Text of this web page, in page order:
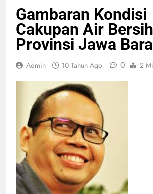
Gambaran Kondisi
Cakupan Air
Provinsi Jawa
Admin 10 Tahun Ago 0 2